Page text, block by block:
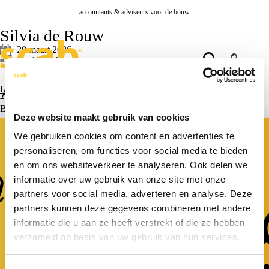
Deze website maakt gebruik van cookies
We gebruiken cookies om content en advertenties te
personaliseren, om functies voor social media te bieden
en om ons websiteverkeer te analyseren. Ook delen we
informatie over uw gebruik van onze site met onze
partners voor social media, adverteren en analyse. Deze
partners kunnen deze gegevens combineren met andere
informatie die u aan ze heeft verstrekt of die ze hebben
verzameld op basis van uw gebruik van hun services.
accountants & adviseurs voor de bouw
Home
Silvia de Rouw
20 maart 2026
Deel bericht
Actueel
Bekijk alle actualiteiten >